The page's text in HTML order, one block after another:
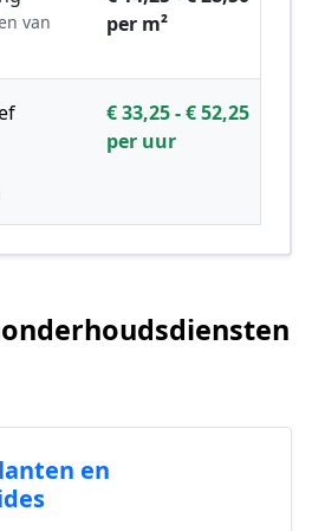
van
per m²
€ 33,25 - € 52,25
per uur
en